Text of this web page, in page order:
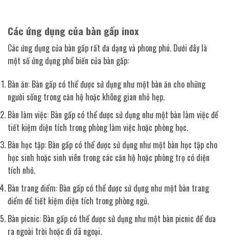
Các ứng dụng của bàn gấp inox
Các ứng dụng của bàn gấp rất đa dạng và phong phú. Dưới đây là
một số ứng dụng phổ biến của bàn gấp:
Bàn ăn: Bàn gấp có thể được sử dụng như một bàn ăn cho những
người sống trong căn hộ hoặc không gian nhỏ hẹp.
Bàn làm việc: Bàn gấp có thể được sử dụng như một bàn làm việc để
tiết kiệm diện tích trong phòng làm việc hoặc phòng học.
Bàn học tập: Bàn gấp có thể được sử dụng như một bàn học tập cho
học sinh hoặc sinh viên trong các căn hộ hoặc phòng trọ có diện
tích nhỏ.
Bàn trang điểm: Bàn gấp có thể được sử dụng như một bàn trang
điểm để tiết kiệm diện tích trong phòng ngủ.
Bàn picnic: Bàn gấp có thể được sử dụng như một bàn picnic để đưa
ra ngoài trời hoặc đi dã ngoại.